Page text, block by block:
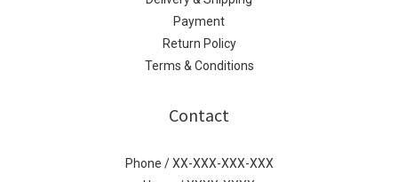
Payment
Return Policy
Terms & Conditions
Contact
Phone / XX-XXX-XXX-XXX